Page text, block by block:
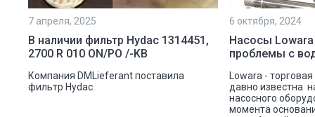
7 апреля, 2025
В наличии фильтр Hydac 1314451,
2700 R 010 ON/PO /-KB
Компания DMLieferant поставила
фильтр Hydac.
6 октября, 2024
Насосы
проблемы с
Lowara -
давно известна
насосного
момента